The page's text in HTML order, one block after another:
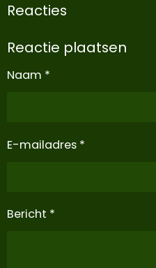
Reacties
Reactie plaatsen
Naam *
E-mailadres *
Bericht *